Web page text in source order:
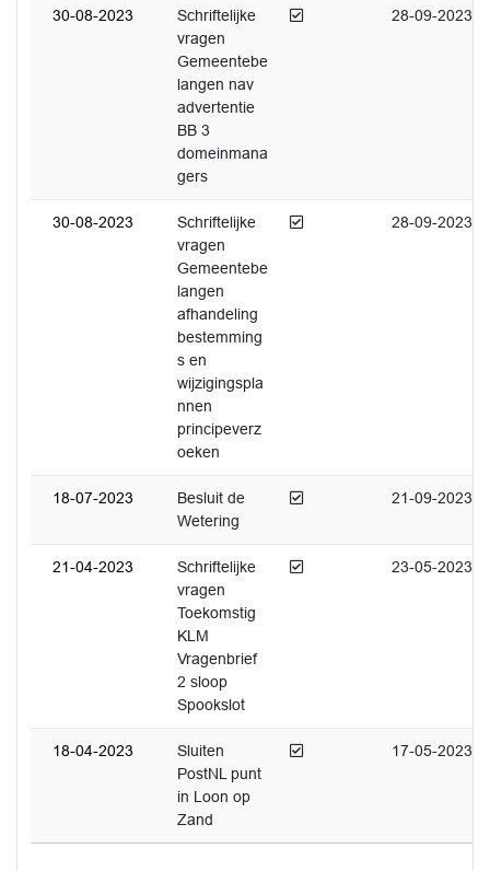
30-08-2023
Schriftelijke
vragen
Gemeentebe
langen nav
advertentie
BB 3
domeinmana
gers
Afgedaan 28-09-2023
30-08-2023
Schriftelijke
vragen
Gemeentebe
langen
afhandeling
bestemming
s en
wijzigingspla
nnen
principeverz
oeken
Afgedaan 28-09-2023
18-07-2023
Besluit de
Wetering
Afgedaan 21-09-2023
21-04-2023
Schriftelijke
vragen
Toekomstig
KLM
Vragenbrief
2 sloop
Spookslot
Afgedaan 23-05-2023
18-04-2023
Sluiten
PostNL punt
in Loon op
Zand
Afgedaan 17-05-2023